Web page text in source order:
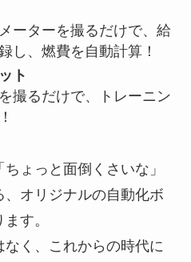
ーターを撮るだけで、給
し、燃費を自動計算！
ト
撮るだけで、トレーニン
ょっと面倒くさいな」
オリジナルの自動化ボ
す。
く、これからの時代に